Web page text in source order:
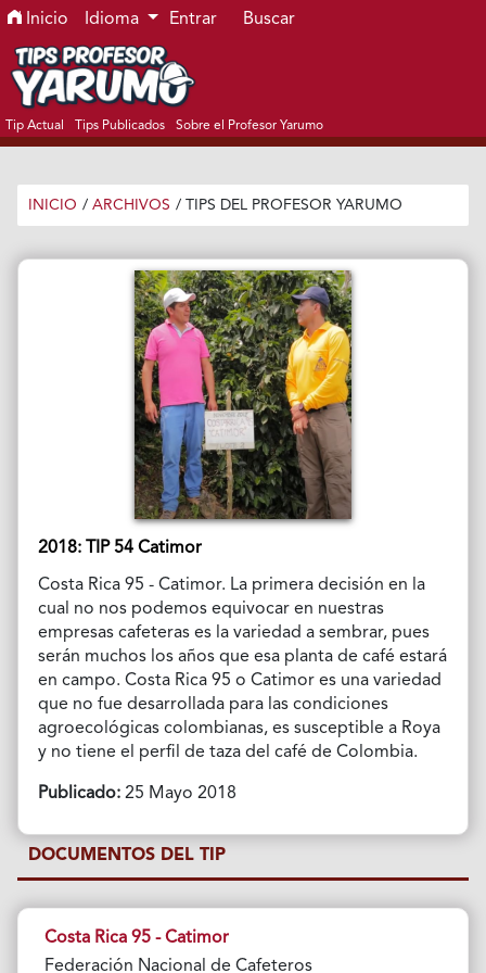
Ir al menú de navegación principal
Ir al contenido principal
Ir al pie de página del sitio
Inicio Idioma Entrar Buscar
Tip Actual Tips Publicados Sobre el Profesor Yarumo
INICIO / ARCHIVOS / TIPS DEL PROFESOR YARUMO
2018: TIP 54 Catimor
Costa Rica 95 - Catimor. La primera decisión en la
cual no nos podemos equivocar en nuestras
empresas cafeteras es la variedad a sembrar, pues
serán muchos los años que esa planta de café estará
en campo. Costa Rica 95 o Catimor es una variedad
que no fue desarrollada para las condiciones
agroecológicas colombianas, es susceptible a Roya
y no tiene el perfil de taza del café de Colombia.
Publicado:25 Mayo 2018
DOCUMENTOS DEL TIP
Costa Rica 95 - Catimor
Federación Nacional de Cafeteros